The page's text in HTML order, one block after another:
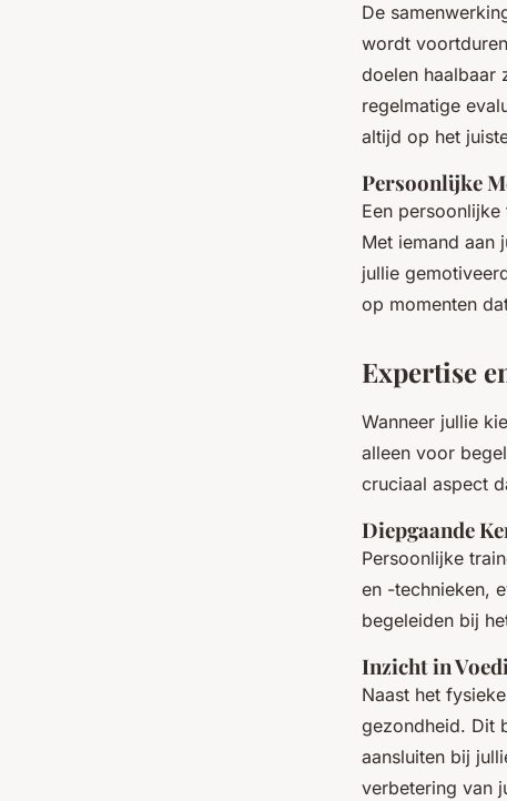
De
wordt
doelen haalbaar
regelmatige
altijd op het
Persoonlijke
Een
Met iemand aan
jullie
op momenten
Expertise
Wanneer jullie
alleen voor
cruciaal aspect
Diepgaande
Persoonlijke
en -technieken,
begeleiden bij
Inzicht in
Naast het
gezondheid. Dit
aansluiten bij
verbetering van